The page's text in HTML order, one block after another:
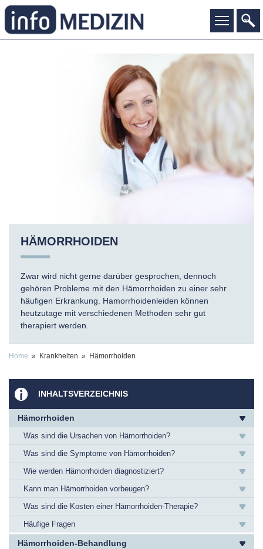
HÄMORRHOIDEN
Zwar wird nicht gerne darüber gesprochen, dennoch
gehören Probleme mit den Hämorrhoiden zu einer sehr
häufigen Erkrankung. Hamorrhoidenleiden können
heutzutage mit verschiedenen Methoden sehr gut
therapiert werden.
Home » Krankheiten » Hämorrhoiden
INHALTSVERZEICHNIS
Hämorrhoiden
Was sind die Ursachen von Hämorrhoiden?
Was sind die Symptome von Hämorrhoiden?
Wie werden Hämorrhoiden diagnostiziert?
Kann man Hämorrhoiden vorbeugen?
Was sind die Kosten einer Hämorrhoiden-Therapie?
Häufige Fragen
Hämorrhoiden-Behandlung